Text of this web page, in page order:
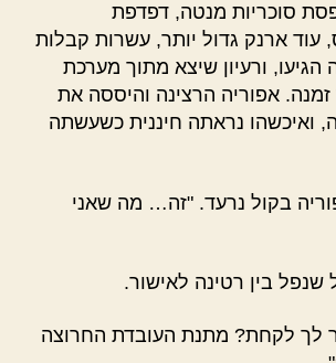
סוכריות מנטה, דפדפת
ארנק גדול יותר, עשרות קבלות
הגיעו, ורעיון שיצא מתוך מערכת
אפוריה הרצינה והיססה את
ואיכשהו נראתה חיננית כשעשתה
בקול נרעד. "זה… מה שאני
שנפל בין רטינה לאישור.
לך לקחת? מתנת העובדת החרוצה